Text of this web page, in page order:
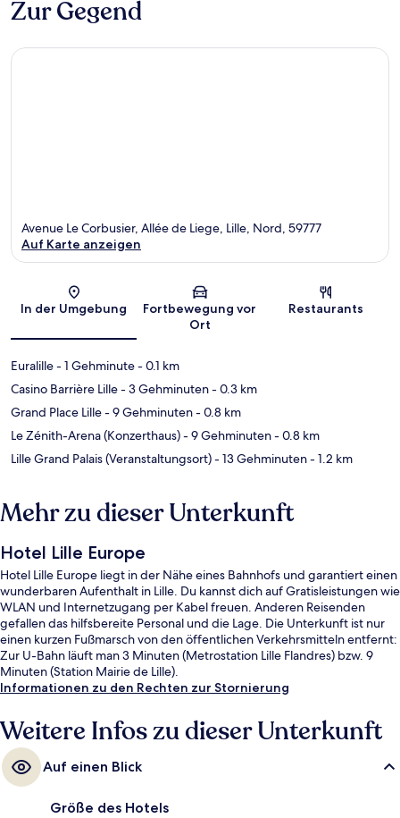
Zur Gegend
Karte
Avenue Le Corbusier, Allée de Liege, Lille, Nord, 59777
Auf Karte anzeigen
In der Umgebung
Fortbewegung vor
Ort
Restaurants
Euralille- 1 Gehminute- 0.1 km
Casino Barrière Lille- 3 Gehminuten- 0.3 km
Grand Place Lille- 9 Gehminuten- 0.8 km
Le Zénith-Arena (Konzerthaus)- 9 Gehminuten- 0.8 km
Lille Grand Palais (Veranstaltungsort)- 13 Gehminuten- 1.2 km
Mehr zu dieser Unterkunft
Hotel Lille Europe
Hotel Lille Europe liegt in der Nähe eines Bahnhofs und garantiert einen
wunderbaren Aufenthalt in Lille. Du kannst dich auf Gratisleistungen wie
WLAN und Internetzugang per Kabel freuen. Anderen Reisenden
gefallen das hilfsbereite Personal und die Lage. Die Unterkunft ist nur
einen kurzen Fußmarsch von den öffentlichen Verkehrsmitteln entfernt:
Zur U-Bahn läuft man 3 Minuten (Metrostation Lille Flandres) bzw. 9
Minuten (Station Mairie de Lille).
Informationen zu den Rechten zur Stornierung
Weitere Infos zu dieser Unterkunft
Auf einen Blick
Größe des Hotels